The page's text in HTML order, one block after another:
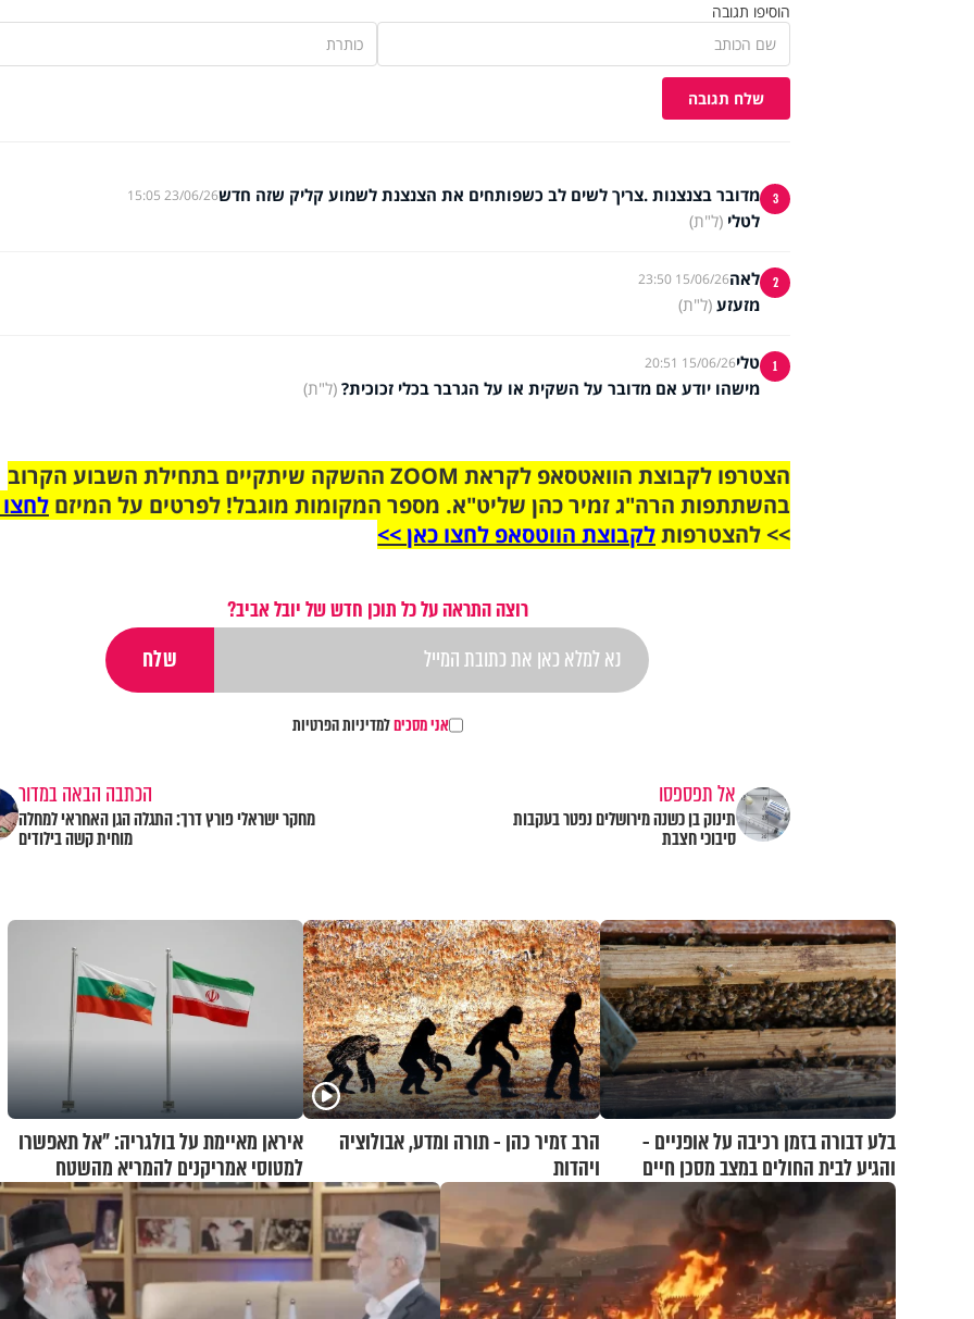
הוסיפו תגובה
שלח תגובה
3 מדובר בצנצנות .צריך לשים לב כשפותחים את הצנצנת לשמוע קליק שזה חדש23/06/26 15:05
לטלי (ל"ת)
2 לאה15/06/26 23:50
מזעזע (ל"ת)
1 טלי15/06/26 20:51
מישהו יודע אם מדובר על השקית או על הגרבר בכלי זכוכית? (ל"ת)
הצטרפו לקבוצת הוואטסאפ לקראת ZOOM ההשקה שיתקיים בתחילת השבוע הקרוב
בהשתתפות הרה"ג זמיר כהן שליט"א. מספר המקומות מוגבל! לפרטים על המיזם
>> להצטרפותלקבוצת הווטסאפ לחצו כאן >>
רוצה התראה על כל תוכן חדש של יובל אביב?
אני מסכיםלמדיניות הפרטיות
אל תפספסו
תינוק בן כשנה מירושלים נפטר בעקבות
סיבוכי חצבת
הכתבה הבאה במדור
מחקר ישראלי פורץ דרך: התגלה הגן האחראי למחלה
מוחית קשה בילודים
בלע דבורה בזמן רכיבה על אופניים -
והגיע לבית החולים במצב מסכן חיים
הרב זמיר כהן - תורה ומדע, אבולוציה
ויהדות
איראן מאיימת על בולגריה: "אל תאפשרו
למטוסי אמריקנים להמריא מהשטח
שלכם"